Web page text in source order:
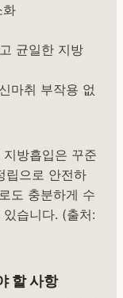
화
균일한 지방
마취 부작용 없
방흡입은 꾸준
립으로 안전하
도 충분하게 수
습니다. (출처:
할 사항